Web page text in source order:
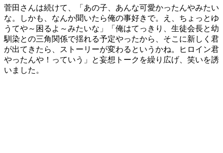
菅田さんは続けて、「あの子、あんな可愛かったんやみたい
な。しかも、なんか聞いたら俺の事好きで。え、ちょっとゆ
うてや～困るよ～みたいな」「俺はてっきり、生徒会長と幼
馴染との三角関係で揺れる予定やったから、そこに新しく君
が出てきたら、ストーリーが変わるというかね。ヒロイン君
やったんや！っていう」と妄想トークを繰り広げ、笑いを誘
いました。